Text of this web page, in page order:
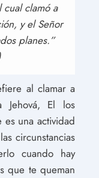
cual clamó a
y el Señor
planes.”
al clamar a
Jehová, El los
una actividad
circunstancias
cuando hay
que te queman